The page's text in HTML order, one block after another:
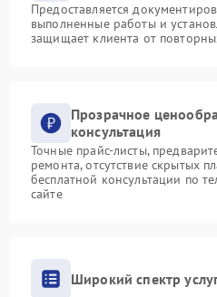
Предоставляется
выполненные работы и
защищает клиента от
Прозрачное
консультация
Точные прайс-листы,
ремонта, отсутствие скрытых
бесплатной консультации по
сайте
Широкий спектр